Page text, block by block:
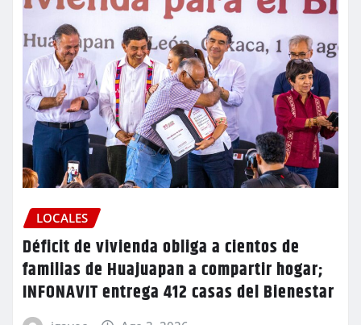
LOCALES
Déficit de vivienda obliga a cientos de
familias de Huajuapan a compartir hogar;
INFONAVIT entrega 412 casas del Bienestar